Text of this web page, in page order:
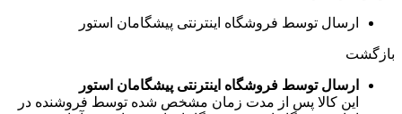
ارسال توسط فروشگاه اینترنتی پیشگامان استور
بازگشت
ارسال توسط فروشگاه اینترنتی پیشگامان استور
این کالا پس از مدت زمان مشخص شده توسط فروشنده در